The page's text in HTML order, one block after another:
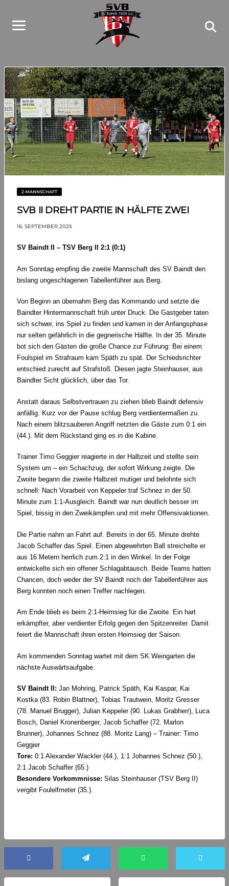
2-MANNSCHAFT
SVB II DREHT PARTIE IN HÄLFTE ZWEI
16. SEPTEMBER 2025
SV Baindt II – TSV Berg II 2:1 (0:1)
Am Sonntag empfing die zweite Mannschaft des SV Baindt den
bislang ungeschlagenen Tabellenführer aus Berg.
Von Beginn an übernahm Berg das Kommando und setzte die
Baindter Hintermannschaft früh unter Druck. Die Gastgeber taten
sich schwer, ins Spiel zu finden und kamen in der Anfangsphase
nur selten gefährlich in die gegnerische Hälfte. In der 35. Minute
bot sich den Gästen die große Chance zur Führung: Bei einem
Foulspiel im Strafraum kam Späth zu spät. Der Schiedsrichter
entschied zurecht auf Strafstoß. Diesen jagte Steinhauser, aus
Baindter Sicht glücklich, über das Tor.
Anstatt daraus Selbstvertrauen zu ziehen blieb Baindt defensiv
anfällig. Kurz vor der Pause schlug Berg verdientermaßen zu.
Nach einem blitzsauberen Angriff netzten die Gäste zum 0:1 ein
(44.). Mit dem Rückstand ging es in die Kabine.
Trainer Timo Geggier reagierte in der Halbzeit und stellte sein
System um – ein Schachzug, der sofort Wirkung zeigte. Die
Zwoite begann die zweite Halbzeit mutiger und belohnte sich
schnell: Nach Vorarbeit von Keppeler traf Schnez in der 50.
Minute zum 1:1-Ausgleich. Baindt war nun deutlich besser im
Spiel, bissig in den Zweikämpfen und mit mehr Offensivaktionen.
Die Partie nahm an Fahrt auf. Bereits in der 65. Minute drehte
Jacob Schaffer das Spiel. Einen abgewehrten Ball streichelte er
aus 16 Metern herrlich zum 2:1 in den Winkel. In der Folge
entwickelte sich ein offener Schlagabtausch. Beide Teams hatten
Chancen, doch weder der SV Baindt noch der Tabellenführer aus
Berg konnten noch einen Treffer nachlegen.
Am Ende blieb es beim 2:1-Heimsieg für die Zwoite. Ein hart
erkämpfter, aber verdienter Erfolg gegen den Spitzenreiter. Damit
feiert die Mannschaft ihren ersten Heimsieg der Saison.
Am kommenden Sonntag wartet mit dem SK Weingarten die
nächste Auswärtsaufgabe.
SV Baindt II: Jan Mohring, Patrick Späth, Kai Kaspar, Kai
Kostka (83. Robin Blattner), Tobias Trautwein, Moritz Gresser
(78. Manuel Brugger), Julian Keppeler (90. Lukas Grabherr), Luca
Bosch, Daniel Kronenberger, Jacob Schaffer (72. Marlon
Brunner), Johannes Schnez (88. Moritz Lang) – Trainer: Timo
Geggier
Tore: 0:1 Alexander Wackler (44.), 1:1 Johannes Schnez (50.),
2:1 Jacob Schaffer (65.)
Besondere Vorkommnisse: Silas Steinhauser (TSV Berg II)
vergibt Foulelfmeter (35.).